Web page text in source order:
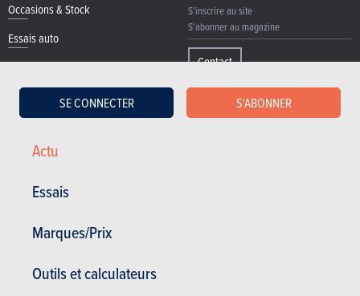
Actu
Essais
Marques/Prix
Outils et calculateurs
SE CONNECTER S'ABONNER
Occasions & Stock
Essais auto
ProduPress |
Droits intellectuels
Powered with
S'inscrire au site
S'abonner au magazine
Contact